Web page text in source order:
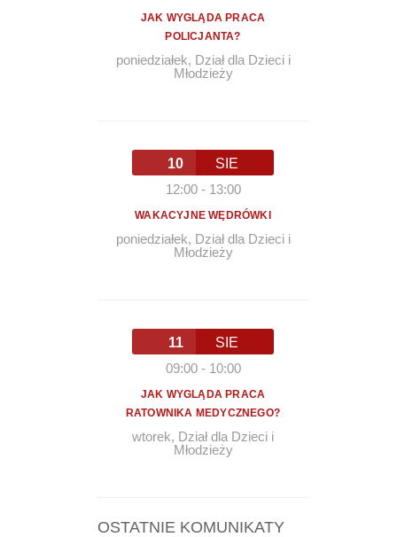
JAK WYGLĄDA PRACA
POLICJANTA?
poniedziałek, Dział dla Dzieci i
Młodzieży
10
SIE
12:00- 13:00
WAKACYJNE WĘDRÓWKI
poniedziałek, Dział dla Dzieci i
Młodzieży
11
SIE
09:00- 10:00
JAK WYGLĄDA PRACA
RATOWNIKA MEDYCZNEGO?
wtorek, Dział dla Dzieci i
Młodzieży
OSTATNIE KOMUNIKATY